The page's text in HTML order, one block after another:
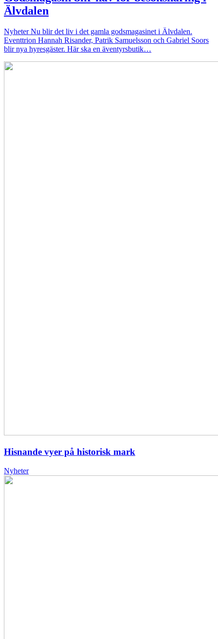
Älvdalen
Nyheter Nu blir det liv i det gamla godsmagasinet i Älvdalen.
Eventtrion Hannah Risander, Patrik Samuelsson och Gabriel Soors
blir nya hyresgäster. Här ska en äventyrsbutik…
Hisnande vyer på historisk mark
Nyheter